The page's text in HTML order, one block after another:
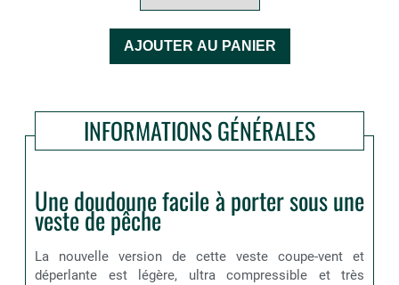
INFORMATIONS GÉNÉRALES
Une doudoune facile à porter sous une
veste de pêche
La nouvelle version de cette veste coupe-vent et
déperlante est légère, ultra compressible et très